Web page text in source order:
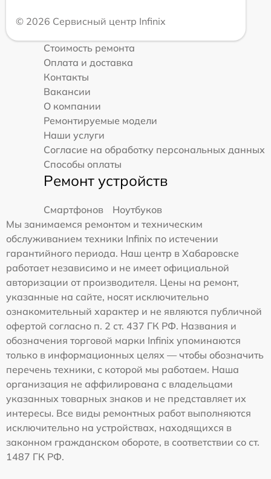
© 2026 Сервисный центр Infinix
Стоимость ремонта
Оплата и доставка
Контакты
Вакансии
О компании
Ремонтируемые модели
Наши услуги
Согласие на обработку персональных данных
Способы оплаты
Ремонт устройств
Смартфонов
Ноутбуков
Мы занимаемся ремонтом и техническим
обслуживанием техники Infinix по истечении
гарантийного периода. Наш центр в Хабаровске
работает независимо и не имеет официальной
авторизации от производителя. Цены на ремонт,
указанные на сайте, носят исключительно
ознакомительный характер и не являются публичной
офертой согласно п. 2 ст. 437 ГК РФ. Названия и
обозначения торговой марки Infinix упоминаются
только в информационных целях — чтобы обозначить
перечень техники, с которой мы работаем. Наша
организация не аффилирована с владельцами
указанных товарных знаков и не представляет их
интересы. Все виды ремонтных работ выполняются
исключительно на устройствах, находящихся в
законном гражданском обороте, в соответствии со ст.
1487 ГК РФ.